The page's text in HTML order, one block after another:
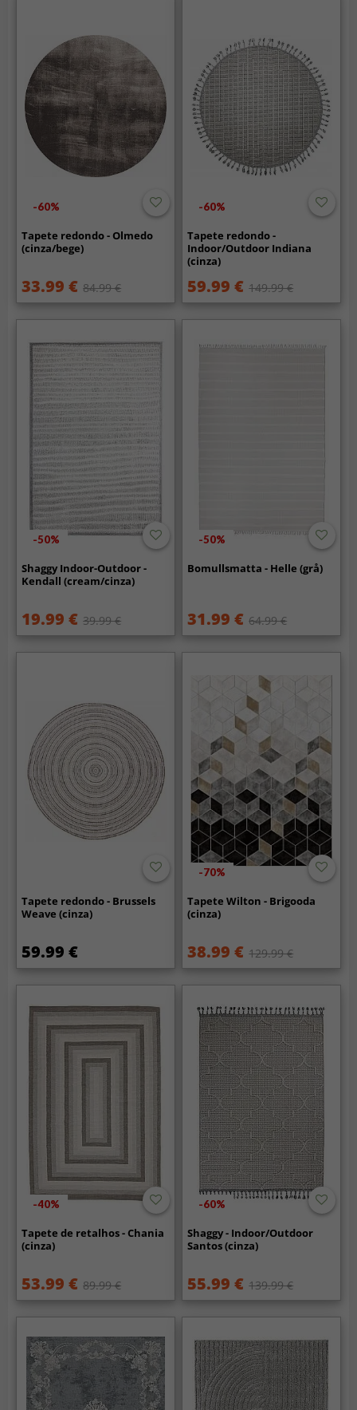
-60%
Tapete redondo - Olmedo
(cinza/bege)
33.99 € 84.99 €
-60%
Tapete redondo -
Indoor/Outdoor Indiana
(cinza)
59.99 € 149.99 €
-50%
Shaggy Indoor-Outdoor -
Kendall (cream/cinza)
19.99 € 39.99 €
-50%
Bomullsmatta - Helle (grå)
31.99 € 64.99 €
Tapete redondo - Brussels
Weave (cinza)
59.99 €
-70%
Tapete Wilton - Brigooda
(cinza)
38.99 € 129.99 €
-40%
Tapete de retalhos - Chania
(cinza)
53.99 € 89.99 €
-60%
Shaggy - Indoor/Outdoor
Santos (cinza)
55.99 € 139.99 €